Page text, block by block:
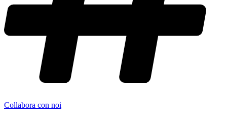
Collabora con noi